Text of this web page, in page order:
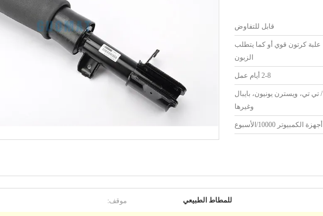
قابل للتفاوض
علبة كرتون قوي أو كما يتطلب
الزبون
2-8 أيام عمل
/ تي تي، ويسترن يونيون، بايبال
وغيرها
أجهزة الكمبيوتر 10000/الأسبوع
للمطاط الطبيعي موقف: